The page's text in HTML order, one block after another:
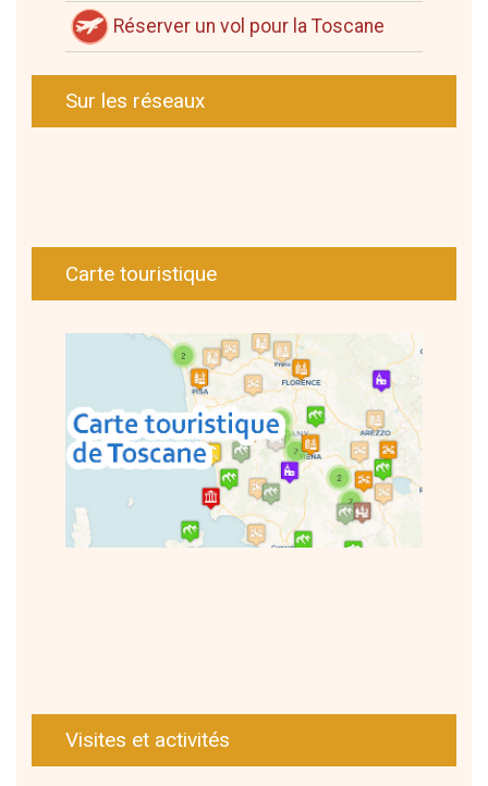
Réserver un vol pour la Toscane
Sur les réseaux
Carte touristique
Visites et activités